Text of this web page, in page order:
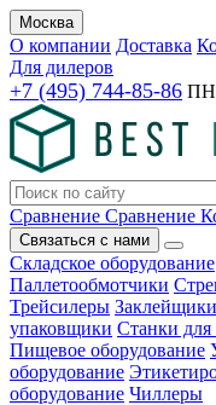
Москва
О компании Доставка
Для дилеров
+7 (495) 744-85-86
Сравнение Сравнение
Связаться с нами
Складское оборудование
Паллетообмотчики
Трейсилеры
упаковщики Станки для
Пищевое оборудование
оборудование
оборудование Чиллеры